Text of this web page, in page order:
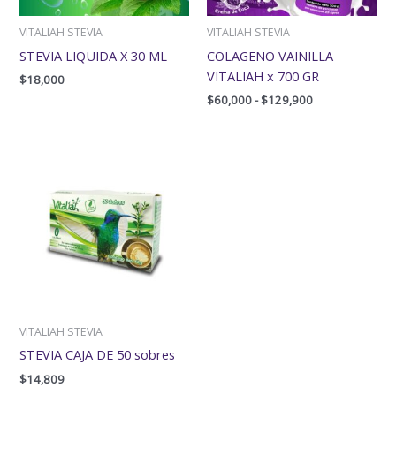
VITALIAH STEVIA
STEVIA LIQUIDA X 30 ML
$18,000
VITALIAH STEVIA
COLAGENO VAINILLA
VITALIAH x 700 GR
$60,000-$129,900
VITALIAH STEVIA
STEVIA CAJA DE 50 sobres
$14,809